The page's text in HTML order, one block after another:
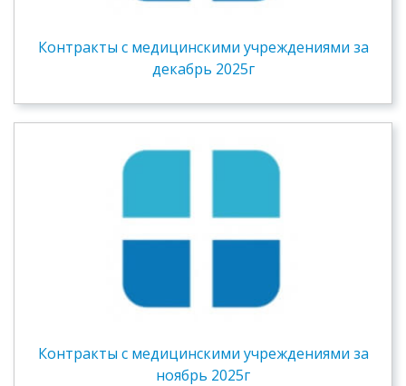
Контракты c медицинскими учреждениями за
декабрь 2025г
Контракты c медицинскими учреждениями за
ноябрь 2025г